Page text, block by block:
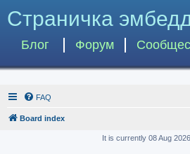
Страничка
Блог Форум
FAQ
Board index
It is currently 08 Aug